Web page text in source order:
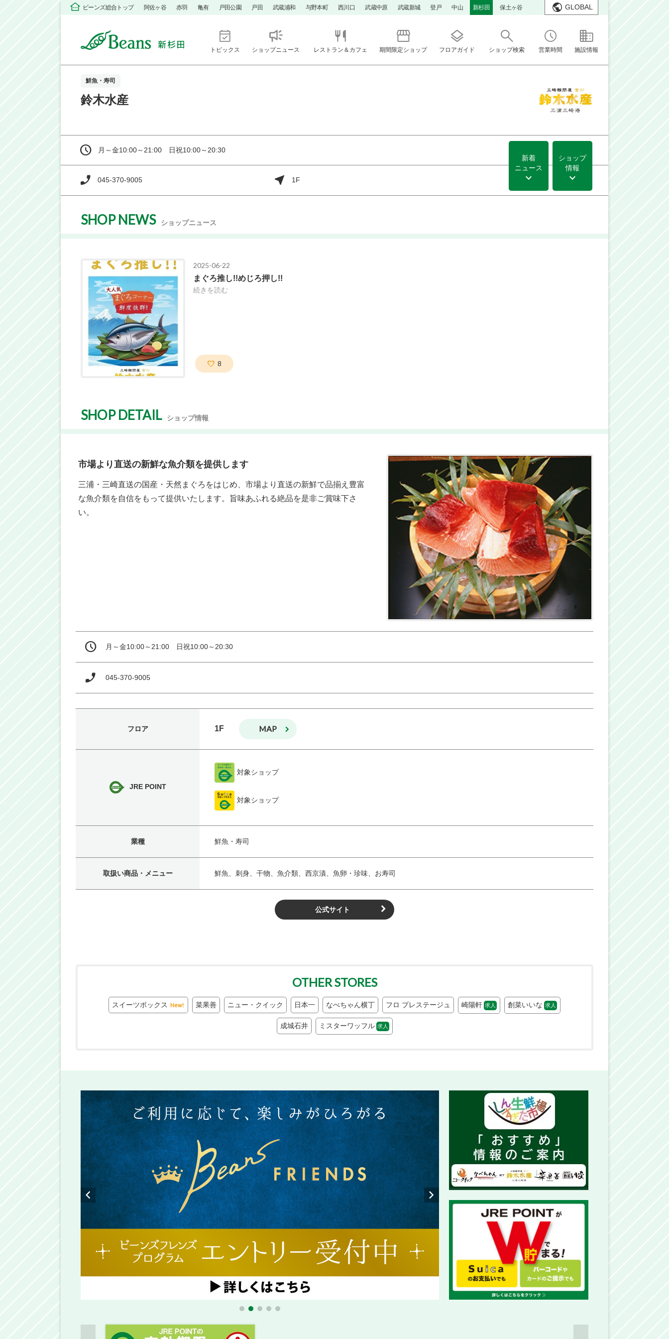
ビーンズ総合トップ 阿佐ヶ谷 赤羽 亀有 戸田公園 戸田 武蔵浦和 与野本町 西川口 武蔵中原 武蔵新城 登戸 中山 新杉田 保土ヶ谷 GLOBAL
トピックス ショップニュース レストラン＆カフェ 期間限定ショップ フロアガイド ショップ検索 営業時間 施設情報
鮮魚・寿司
鈴木水産
月～金10:00～21:00 日祝10:00～20:30
045-370-9005 1F
新着
ニュース
ショップ
情報
SHOP NEWS ショップニュース
2025-06-22
まぐろ推し!!めじろ押し!!
続きを読む
8
SHOP DETAIL ショップ情報
市場より直送の新鮮な魚介類を提供します
三浦・三崎直送の国産・天然まぐろをはじめ、市場より直送の新鮮で品揃え豊富
な魚介類を自信をもって提供いたします。旨味あふれる絶品を是非ご賞味下さ
い。
月～金10:00～21:00　日祝10:00～20:30
045-370-9005
フロア 1F MAP
JRE POINT
対象ショップ
対象ショップ
業種 鮮魚・寿司
取扱い商品・メニュー 鮮魚、刺身、干物、魚介類、西京漬、魚卵・珍味、お寿司
公式サイト
OTHER STORES
スイーツボックス New! 菜果善 ニュー・クイック 日本一 なべちゃん横丁 フロ プレステージュ 崎陽軒 求人 創菜いいな 求人
成城石井 ミスターワッフル 求人